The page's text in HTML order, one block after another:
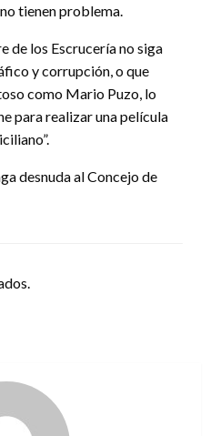
tienen problema.
de los Escrucería no siga
y corrupción, o que
como Mario Puzo, lo
para realizar una película
desnuda al Concejo de